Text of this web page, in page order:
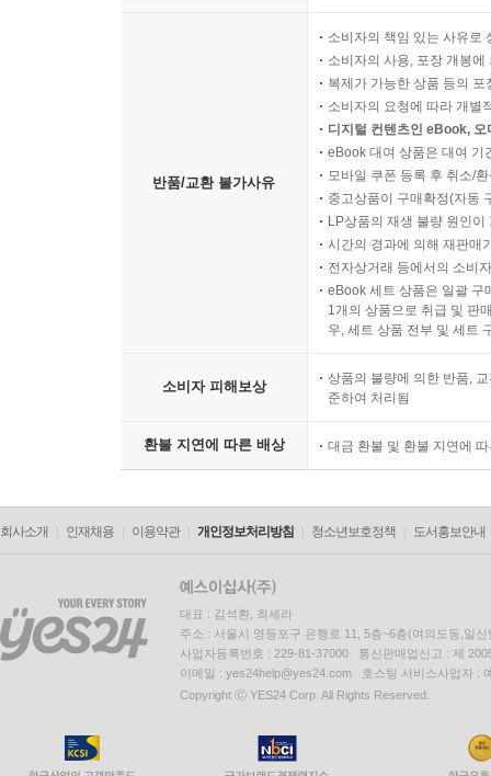
반품/교환 불가사유
소비자의 책임 있는 사유로
소비자의 사용, 포장 개봉
복제가 가능한 상품 등의
소비자의 요청에 따라 개별
디지털 컨텐츠인 eBook,
eBook 대여 상품은 대여 기
모바일 쿠폰 등록 후 취소/
중고상품이 구매확정(자동
LP상품의 재생 불량 원인
시간의 경과에 의해 재판매
전자상거래 등에서의 소비
eBook 세트 상품은 일괄 구
1개의 상품으로 취급 및 판
우, 세트 상품 전부 및 세트
소비자 피해보상
상품의 불량에 의한 반품,
준하여 처리됨
환불 지연에 따른 배상 대금 환불 및 환불 지연에
회사소개 인재채용 이용약관 개인정보처리방침 청소년보호정책 도서홍보안내
대표 : 김석환, 최세라
주소 : 서울시 영등포구 은행로 11, 5층~6층(여의도동,일신
사업자등록번호 : 229-81-37000 통신판매업신고 : 제
이메일 : yes24help@yes24.com 호스팅 서비스사업자 :
Copyright ⓒ YES24 Corp. All Rights Reserved.